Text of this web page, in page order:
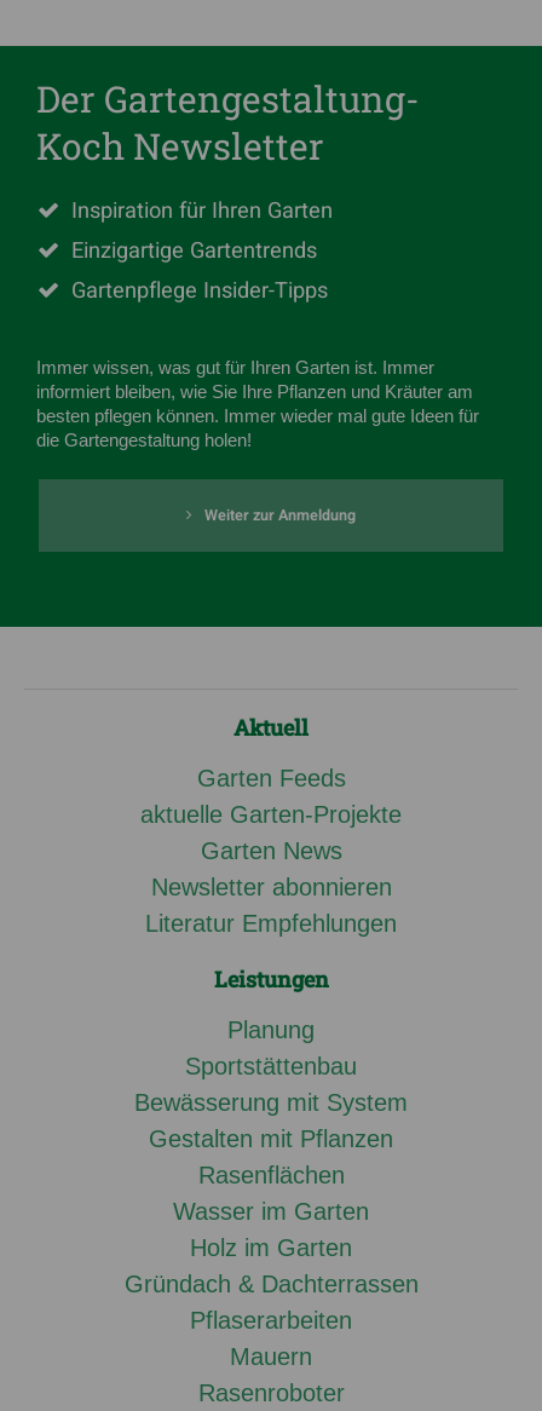
Der Gartengestaltung-
Koch Newsletter
Inspiration für Ihren Garten
Einzigartige Gartentrends
Gartenpflege Insider-Tipps
Immer wissen, was gut für Ihren Garten ist. Immer
informiert bleiben, wie Sie Ihre Pflanzen und Kräuter am
besten pflegen können. Immer wieder mal gute Ideen für
die Gartengestaltung holen!
Weiter zur Anmeldung
Aktuell
Garten Feeds
aktuelle Garten-Projekte
Garten News
Newsletter abonnieren
Literatur Empfehlungen
Leistungen
Planung
Sportstättenbau
Bewässerung mit System
Gestalten mit Pflanzen
Rasenflächen
Wasser im Garten
Holz im Garten
Gründach & Dachterrassen
Pflaserarbeiten
Mauern
Rasenroboter